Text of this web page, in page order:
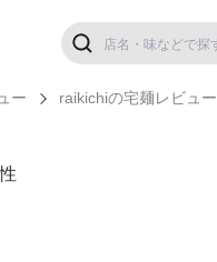
ー raikichiの宅麺レビュー